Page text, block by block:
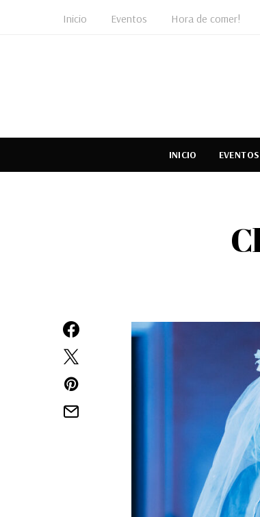
Inicio Eventos Hora de comer!
INICIO EVENTOS